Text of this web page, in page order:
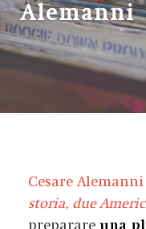
Alemanni
Cesare Alemanni
storia, due
preparare una